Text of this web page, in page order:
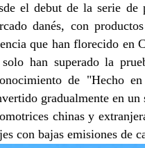
el debut de la serie de
danés, con
que han florecido en
han superado la
de "Hecho
gradualmente en
chinas y
con bajas emisiones de